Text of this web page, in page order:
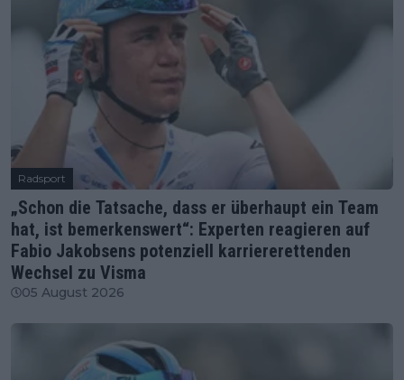
Radsport
„Schon die Tatsache, dass er überhaupt ein Team
hat, ist bemerkenswert“: Experten reagieren auf
Fabio Jakobsens potenziell karriererettenden
Wechsel zu Visma
05 August 2026